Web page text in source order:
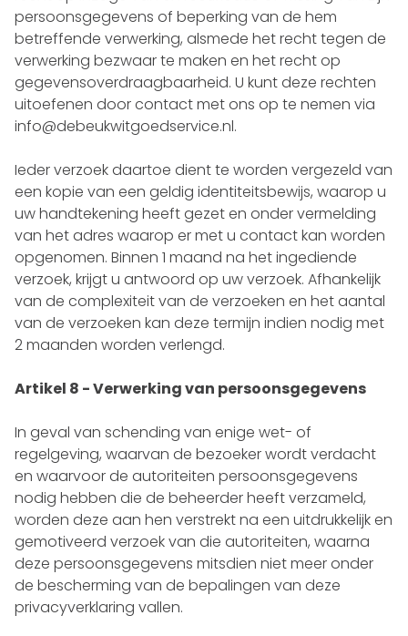
persoonsgegevens of beperking van de hem
betreffende verwerking, alsmede het recht tegen de
verwerking bezwaar te maken en het recht op
gegevensoverdraagbaarheid. U kunt deze rechten
uitoefenen door contact met ons op te nemen via
info@debeukwitgoedservice.nl.
Ieder verzoek daartoe dient te worden vergezeld van
een kopie van een geldig identiteitsbewijs, waarop u
uw handtekening heeft gezet en onder vermelding
van het adres waarop er met u contact kan worden
opgenomen. Binnen 1 maand na het ingediende
verzoek, krijgt u antwoord op uw verzoek. Afhankelijk
van de complexiteit van de verzoeken en het aantal
van de verzoeken kan deze termijn indien nodig met
2 maanden worden verlengd.
Artikel 8 - Verwerking van persoonsgegevens
In geval van schending van enige wet- of
regelgeving, waarvan de bezoeker wordt verdacht
en waarvoor de autoriteiten persoonsgegevens
nodig hebben die de beheerder heeft verzameld,
worden deze aan hen verstrekt na een uitdrukkelijk en
gemotiveerd verzoek van die autoriteiten, waarna
deze persoonsgegevens mitsdien niet meer onder
de bescherming van de bepalingen van deze
privacyverklaring vallen.